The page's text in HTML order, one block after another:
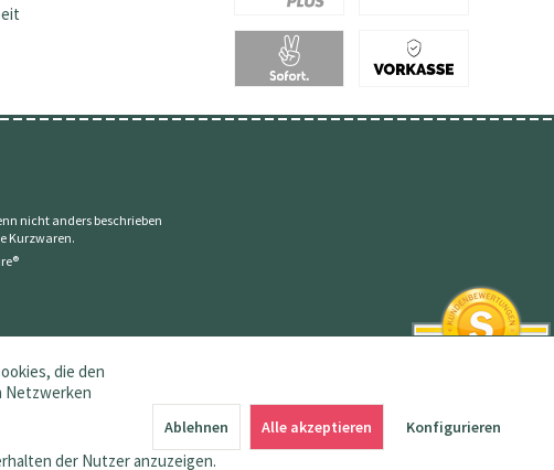
nicht anders beschrieben
Kurzwaren.
die den
Netzwerken
der Nutzer anzuzeigen.
Ablehnen Alle akzeptieren Konfigurieren
aus 145 Bewertungen